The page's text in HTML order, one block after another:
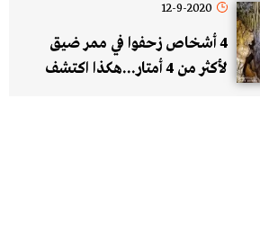
12-9-2020
4 أشخاص زحفوا في ممر ضيق
لأكثر من 4 أمتار...هكذا اكتشف